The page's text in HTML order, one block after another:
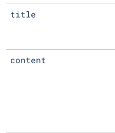
title
content